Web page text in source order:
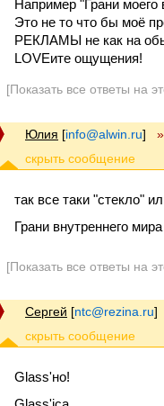
Например "Грани моего
Это не то что бы моё
РЕКЛАМЫ не как на
LOVEите ощущения!
[Показать все ответы на
Юлия [info@alwin.ru] »
так все таки "стекло"
Грани внутреннего
[Показать все ответы на
Сергей [ntc@rezina.ru]
Glass'но!